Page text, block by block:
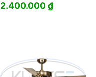
2.400.000₫